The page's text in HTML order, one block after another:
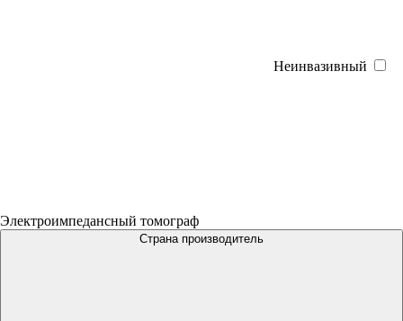
Неинвазивный
Электроимпедансный томограф
Страна производитель